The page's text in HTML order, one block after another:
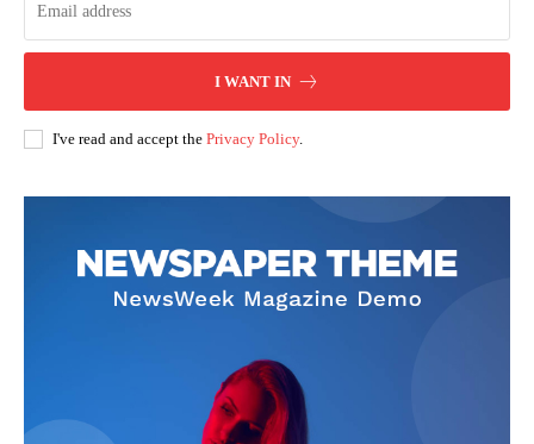
I WANT IN
I've read and accept the Privacy Policy.